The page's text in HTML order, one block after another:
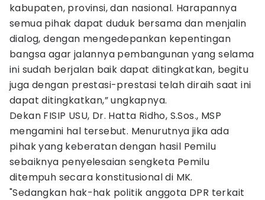
kabupaten, provinsi, dan nasional. Harapannya
semua pihak dapat duduk bersama dan menjalin
dialog, dengan mengedepankan kepentingan
bangsa agar jalannya pembangunan yang selama
ini sudah berjalan baik dapat ditingkatkan, begitu
juga dengan prestasi-prestasi telah diraih saat ini
dapat ditingkatkan,” ungkapnya.
Dekan FISIP USU, Dr. Hatta Ridho, S.Sos., MSP
mengamini hal tersebut. Menurutnya jika ada
pihak yang keberatan dengan hasil Pemilu
sebaiknya penyelesaian sengketa Pemilu
ditempuh secara konstitusional di MK.
"Sedangkan hak-hak politik anggota DPR terkait